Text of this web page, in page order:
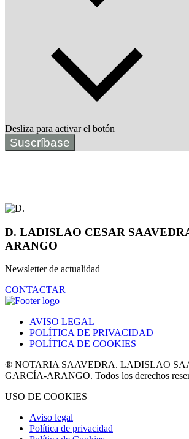
Desliza para activar el botón
Suscríbase
D. LADISLAO CESAR
ARANGO
Newsletter de actualidad
CONTACTAR
AVISO LEGAL
POLÍTICA DE PRIVACIDAD
POLÍTICA DE COOKIES
® NOTARIA SAAVEDRA. LADISLAO
GARCÍA-ARANGO. Todos los derechos
USO DE COOKIES
Aviso legal
Política de privacidad